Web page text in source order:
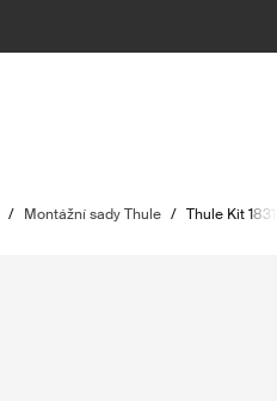
/ Montážní sady Thule / Thule Kit